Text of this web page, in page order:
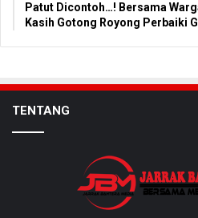
Patut Dicontoh…! Bersama
Kasih Gotong Royong Perbaiki
TENTANG